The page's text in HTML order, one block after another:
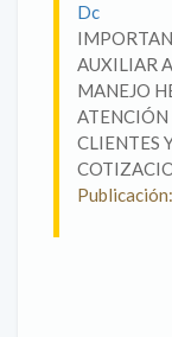
Dc
AUXILIAR
MANEJO
ATENCIÓN
CLIENTES